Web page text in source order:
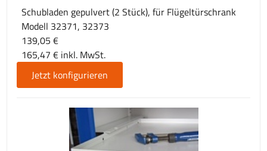
Schubladen gepulvert (2 Stück), für Flügeltürschrank
Modell 32371, 32373
139,05 €
165,47 € inkl. MwSt.
Jetzt konfigurieren